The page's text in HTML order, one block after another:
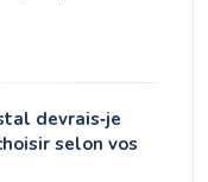
devrais‑je
selon vos